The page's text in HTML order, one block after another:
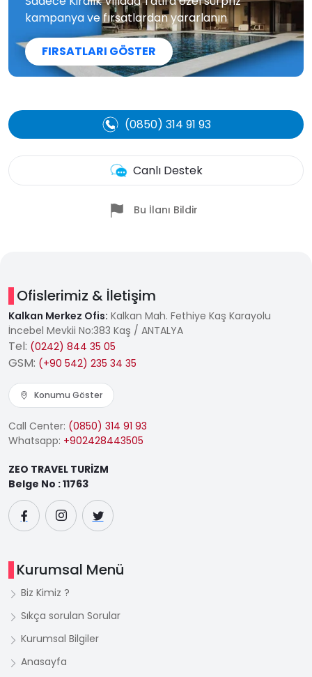
kampanya ve fırsatlardan yararlanın
FIRSATLARI GÖSTER
(0850) 314 91 93
Canlı Destek
Bu İlanı Bildir
Ofislerimiz & İletişim
Kalkan Merkez Ofis: Kalkan Mah. Fethiye Kaş Karayolu
İncebel Mevkii No:383 Kaş / ANTALYA
Tel: (0242) 844 35 05
GSM: (+90 542) 235 34 35
Konumu Göster
Call Center: (0850) 314 91 93
Whatsapp: +902428443505
ZEO TRAVEL TURİZM
Belge No : 11763
Kurumsal Menü
Biz Kimiz ?
Sıkça sorulan Sorular
Kurumsal Bilgiler
Anasayfa